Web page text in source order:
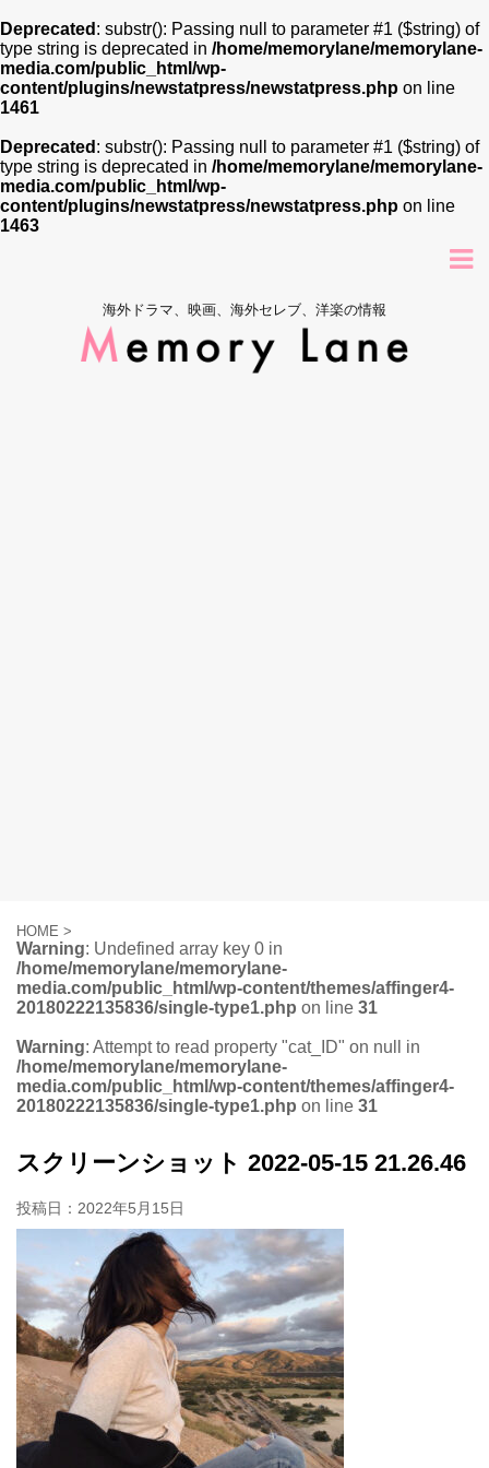
Deprecated : substr(): Passing null to parameter #1 ($string) of
type string is deprecated in /home/memorylane/memorylane-
media.com/public_html/wp-
content/plugins/newstatpress/newstatpress.php on line
1461
Deprecated : substr(): Passing null to parameter #1 ($string) of
type string is deprecated in /home/memorylane/memorylane-
media.com/public_html/wp-
content/plugins/newstatpress/newstatpress.php on line
1463
海外ドラマ、映画、海外セレブ、洋楽の情報
HOME >
Warning: Undefined array key 0 in
/home/memorylane/memorylane-
media.com/public_html/wp-content/themes/affinger4-
20180222135836/single-type1.php on line 31
Warning: Attempt to read property "cat_ID" on null in
/home/memorylane/memorylane-
media.com/public_html/wp-content/themes/affinger4-
20180222135836/single-type1.php on line 31
スクリーンショット 2022-05-15 21.26.46
投稿日： 2022年5月15日